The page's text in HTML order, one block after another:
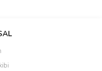
siz yapın!
sorulmamış.
siz yapın!